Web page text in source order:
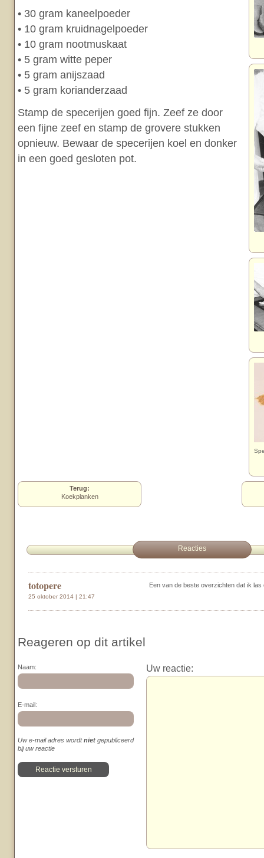
• 30 gram kaneelpoeder
• 10 gram kruidnagelpoeder
• 10 gram nootmuskaat
• 5 gram witte peper
• 5 gram anijszaad
• 5 gram korianderzaad
Stamp de specerijen goed fijn. Zeef ze door
een fijne zeef en stamp de grovere stukken
opnieuw. Bewaar de specerijen koel en donker
in een goed gesloten pot.
Terug:
Koekplanken
Reacties
totopere
25 oktober 2014 | 21:47
Een van de beste overzichten dat ik
Reageren op dit artikel
Naam:
E-mail:
Uw e-mail adres wordtniet gepubliceerd
bij uw reactie
Uw reactie: